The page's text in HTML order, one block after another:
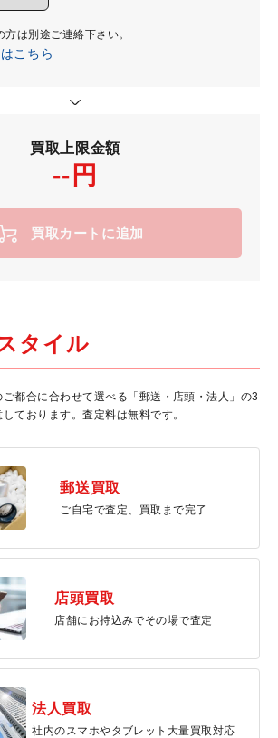
は別途ご連絡下さい。
こちら
買取上限金額
--円
買取カートに追加
タイル
都合に合わせて選べる「郵送・店頭・法人」の3
ております。査定料は無料です。
郵送買取
ご自宅で査定、買取まで完了
店頭買取
店舗にお持込みでその場で査定
法人買取
社内のスマホやタブレット大量買取対応